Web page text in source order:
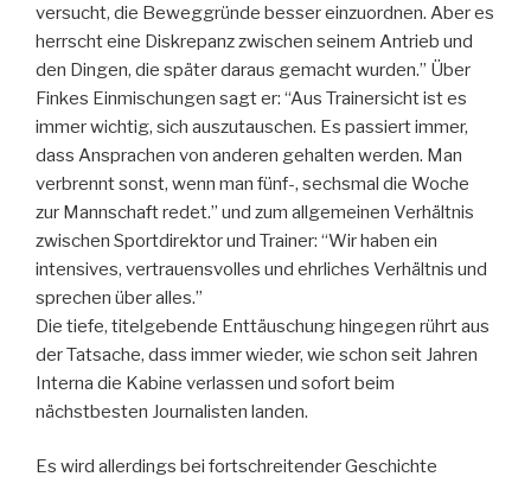
versucht, die Beweggründe besser einzuordnen. Aber es
herrscht eine Diskrepanz zwischen seinem Antrieb und
den Dingen, die später daraus gemacht wurden.” Über
Finkes Einmischungen sagt er: “Aus Trainersicht ist es
immer wichtig, sich auszutauschen. Es passiert immer,
dass Ansprachen von anderen gehalten werden. Man
verbrennt sonst, wenn man fünf-, sechsmal die Woche
zur Mannschaft redet.” und zum allgemeinen Verhältnis
zwischen Sportdirektor und Trainer: “Wir haben ein
intensives, vertrauensvolles und ehrliches Verhältnis und
sprechen über alles.”
Die tiefe, titelgebende Enttäuschung hingegen rührt aus
der Tatsache, dass immer wieder, wie schon seit Jahren
Interna die Kabine verlassen und sofort beim
nächstbesten Journalisten landen.
Es wird allerdings bei fortschreitender Geschichte